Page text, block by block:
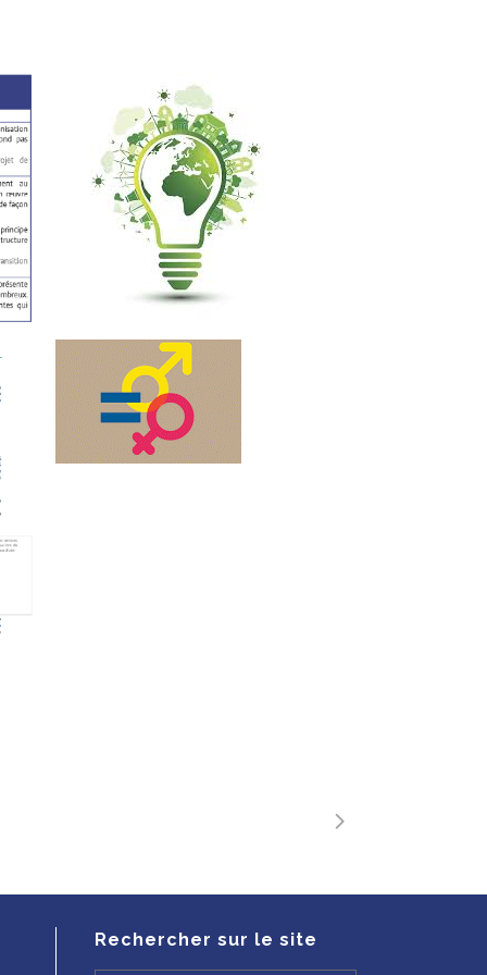
Rechercher sur le site